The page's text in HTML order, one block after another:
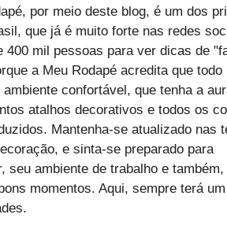
por meio deste blog, é um dos
que já é muito forte nas redes
400 mil pessoas para ver dicas de
a Meu Rodapé acredita que todo
confortável, que tenha a
atalhos decorativos e todos os
Mantenha-se atualizado nas
e sinta-se preparado para
seu ambiente de trabalho e
momentos. Aqui, sempre terá